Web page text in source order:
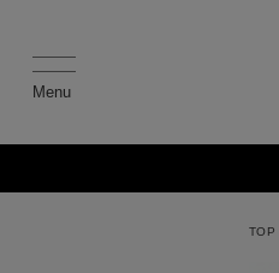
TOP